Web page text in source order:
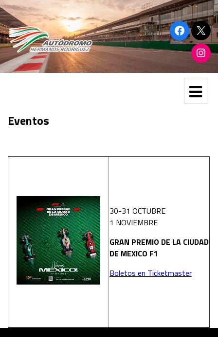
Eventos
30-31 OCTUBRE
1 NOVIEMBRE
GRAN PREMIO DE LA CIUDAD
DE MEXICO F1
Boletos en Ticketmaster